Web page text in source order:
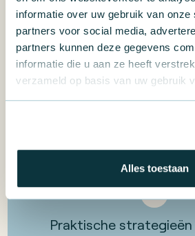
informatie over uw gebruik van onze
partners voor social media,
partners kunnen deze gegevens
informatie die u aan ze heeft
verzameld op basis van uw gebruik
Alles toestaan
aanpakken. Maar wil je na de
onze hulp? Dan staan wij in
om je te helpen.
Ben jij klaar om minder te
én meer te werkenaanje
Praktische